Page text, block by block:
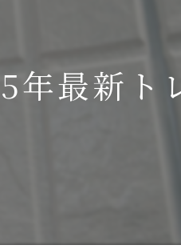
茨木市の外壁塗装
年最新ト